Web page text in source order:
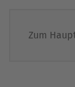
Zum